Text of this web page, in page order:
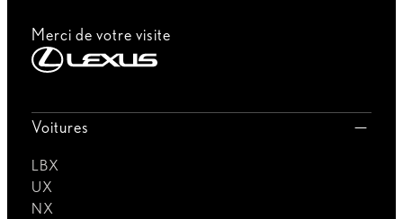
Merci de votre visite
Voitures
LBX
UX
NX